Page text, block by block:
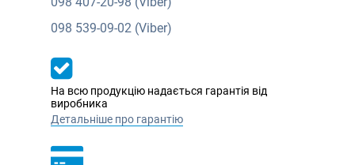
098 539-09-02 (Viber)
На всю продукцію надається гарантія від
виробника
Детальніше про гарантію